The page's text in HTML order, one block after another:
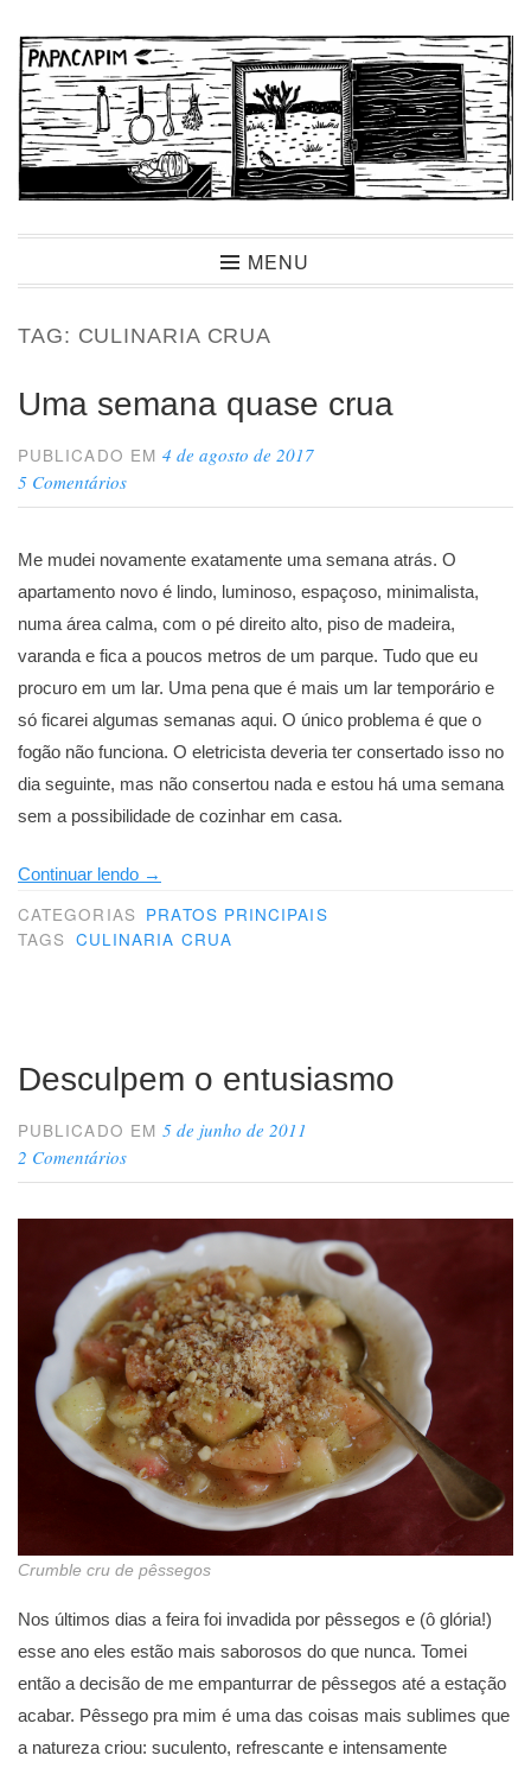
para
conteúdo
PapacapimMENU
TAG: CULINARIA CRUA
Uma semana quase crua
PUBLICADO EM4 de agosto de 2017
5 Comentários
Me mudei novamente exatamente uma semana atrás. O
apartamento novo é lindo, luminoso, espaçoso, minimalista,
numa área calma, com o pé direito alto, piso de madeira,
varanda e fica a poucos metros de um parque. Tudo que eu
procuro em um lar. Uma pena que é mais um lar temporário e
só ficarei algumas semanas aqui. O único problema é que o
fogão não funciona. O eletricista deveria ter consertado isso no
dia seguinte, mas não consertou nada e estou há uma semana
sem a possibilidade de cozinhar em casa.
Continuar lendo “Uma
semana
quase
→
CATEGORIAS PRATOS PRINCIPAIS
TAGS CULINARIA CRUA
Desculpem o entusiasmo
PUBLICADO EM5 de junho de 2011
2 Comentários
Crumble cru de pêssegos
Nos últimos dias a feira foi invadida por pêssegos e (ô glória!)
esse ano eles estão mais saborosos do que nunca. Tomei
então a decisão de me empanturrar de pêssegos até a estação
acabar. Pêssego pra mim é uma das coisas mais sublimes que
a natureza criou: suculento, refrescante e intensamente